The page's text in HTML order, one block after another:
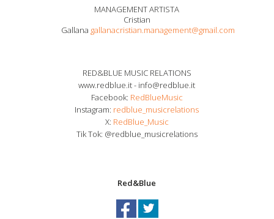
MANAGEMENT ARTISTA
Cristian
Gallana gallanacristian.management@gmail.com
RED&BLUE MUSIC RELATIONS
www.redblue.it - info@redblue.it
Facebook: RedBlueMusic
Instagram: redblue_musicrelations
X: RedBlue_Music
Tik Tok: @redblue_musicrelations
Red&Blue